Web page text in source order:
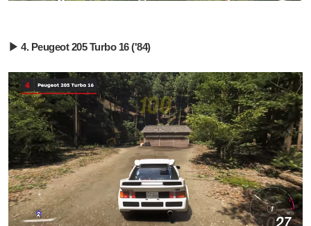
▶ 4. Peugeot 205 Turbo 16 ('84)